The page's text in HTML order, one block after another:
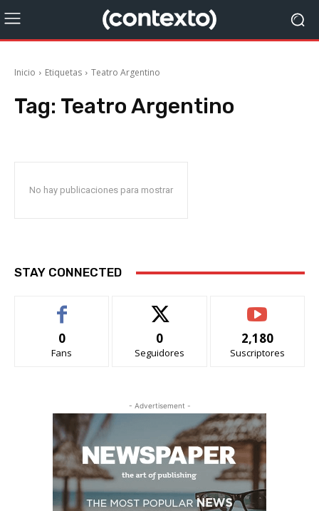
Inicio Etiquetas Teatro Argentino
Tag: Teatro Argentino
No hay publicaciones para mostrar
STAY CONNECTED
0
Fans
0
Seguidores
2,180
Suscriptores
- Advertisement -